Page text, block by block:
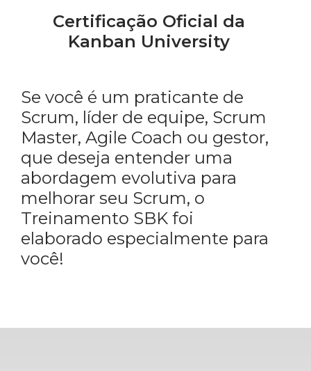
Certificação Oficial da
Kanban University
Se você é um praticante de
Scrum, líder de equipe, Scrum
Master, Agile Coach ou gestor,
que deseja entender uma
abordagem evolutiva para
melhorar seu Scrum, o
Treinamento SBK foi
elaborado especialmente para
você!